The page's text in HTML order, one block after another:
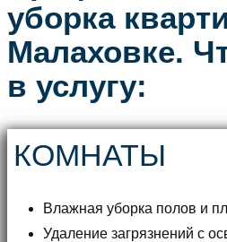
уборка
Малаховке.
в услугу:
КОМНАТЫ
Влажная уборка полов и
Удаление загрязнений с